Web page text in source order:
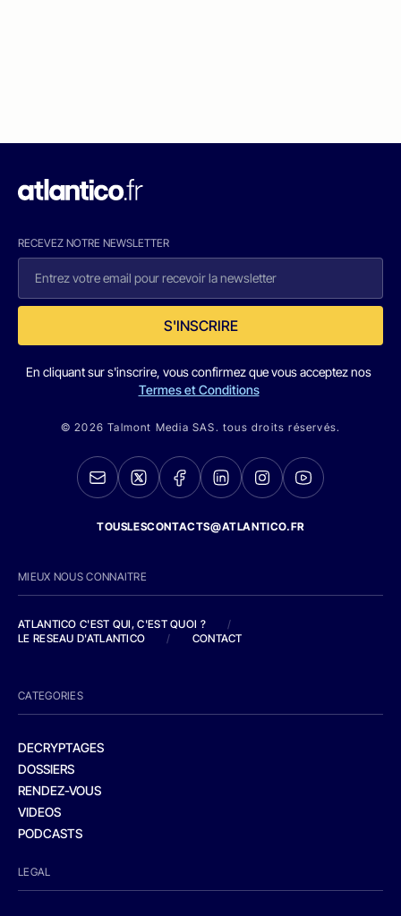
RECEVEZ NOTRE NEWSLETTER
S'INSCRIRE
En cliquant sur s'inscrire, vous confirmez que vous acceptez nos
Termes et Conditions
© 2026 Talmont Media SAS. tous droits réservés.
TOUSLESCONTACTS@ATLANTICO.FR
MIEUX NOUS CONNAITRE
ATLANTICO C'EST QUI, C'EST QUOI ?
/
LE RESEAU D'ATLANTICO
/ CONTACT
CATEGORIES
DECRYPTAGES
DOSSIERS
RENDEZ-VOUS
VIDEOS
PODCASTS
LEGAL